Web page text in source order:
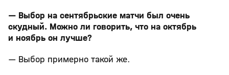
— Выбор на сентябрьские матчи был очень
скудный. Можно ли говорить, что на октябрь
и ноябрь он лучше?
— Выбор примерно такой же.